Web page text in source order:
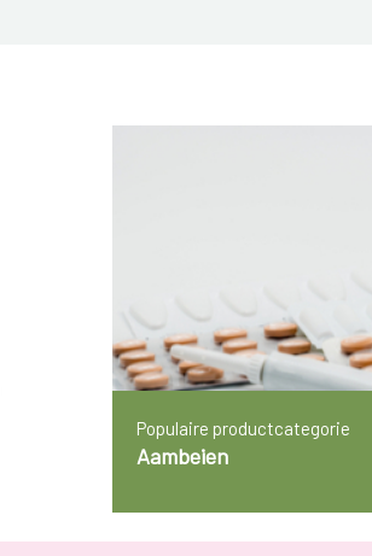
Populaire productcategorie
Aambeien